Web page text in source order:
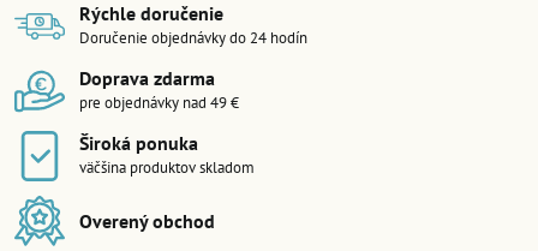
Rýchle doručenie
Doručenie objednávky do 24 hodín
Doprava zdarma
pre objednávky nad 49 €
Široká ponuka
väčšina produktov skladom
Overený obchod